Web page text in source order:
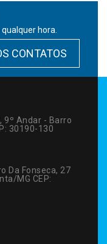
hora.
CONTATOS
9º Andar - Barro
30190-130
Da Fonseca, 27
MG CEP: